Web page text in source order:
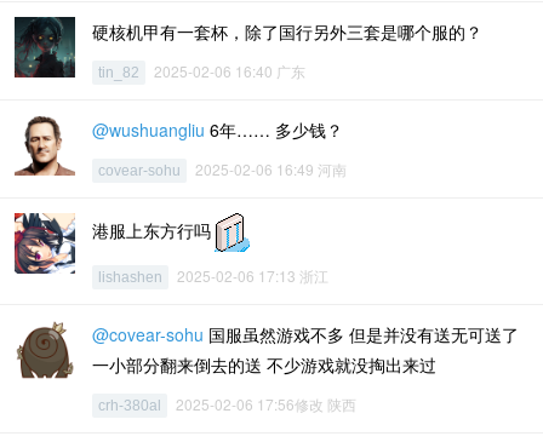
硬核机甲有一套杯，除了国行另外三套是哪个服的？
tin_82 2025-02-06 16:40 广东
@wushuangliu 6年…… 多少钱？
covear-sohu 2025-02-06 16:49 河南
港服上东方行吗
lishashen 2025-02-06 17:13 浙江
@covear-sohu 国服虽然游戏不多 但是并没有送无可送了
一小部分翻来倒去的送 不少游戏就没掏出来过
crh-380al 2025-02-06 17:56修改 陕西